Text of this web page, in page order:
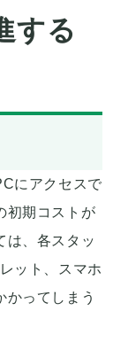
する
にアクセスで
初期コストが
は、各スタッ
ット、スマホ
かってしまう